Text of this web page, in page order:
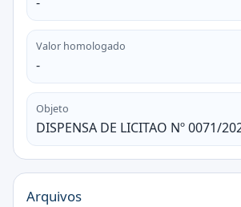
Valor homologado
-
Objeto
DISPENSA DE LICITAO Nº 0071/
Arquivos